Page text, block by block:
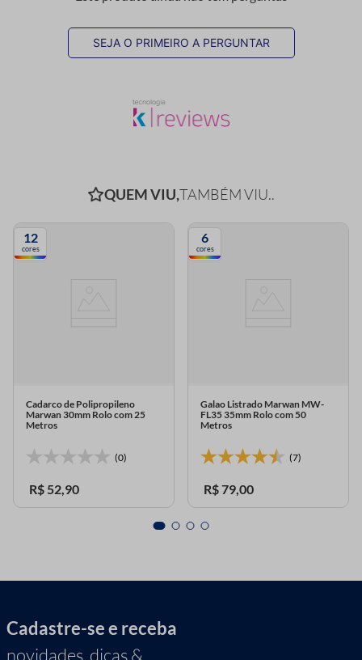
SEJA O PRIMEIRO A PERGUNTAR
QUEM VIU,TAMBÉM VIU..
12
cores
Cadarco de Polipropileno
Marwan 30mm Rolo com 25
Metros
(0)
R$ 52,90
6
cores
Galao Listrado Marwan MW-
FL35 35mm Rolo com 50
Metros
(7)
R$79,00
Cadastre-se e receba
novidades, dicas &